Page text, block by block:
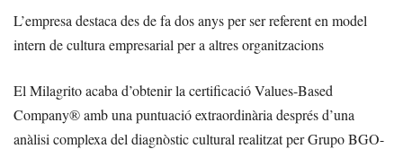
L’empresa destaca des de fa dos anys per ser referent en model
intern de cultura empresarial per a altres organitzacions
El Milagrito acaba d’obtenir la certificació Values-Based
Company® amb una puntuació extraordinària després d’una
anàlisi complexa del diagnòstic cultural realitzat per Grupo BGO-